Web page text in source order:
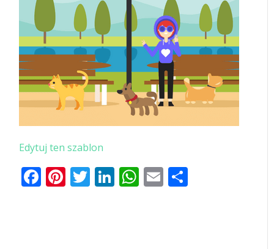
Edytuj ten szablon
Facebook
Pinterest
Twitter
LinkedIn
WhatsApp
Email